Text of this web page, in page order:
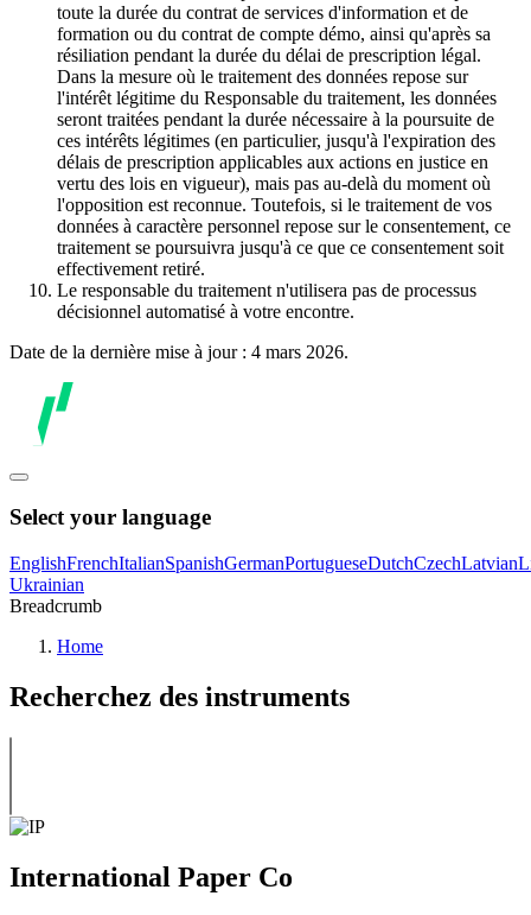
toute la durée du contrat de services d'information et de
formation ou du contrat de compte démo, ainsi qu'après sa
résiliation pendant la durée du délai de prescription légal.
Dans la mesure où le traitement des données repose sur
l'intérêt légitime du Responsable du traitement, les données
seront traitées pendant la durée nécessaire à la poursuite de
ces intérêts légitimes (en particulier, jusqu'à l'expiration des
délais de prescription applicables aux actions en justice en
vertu des lois en vigueur), mais pas au-delà du moment où
l'opposition est reconnue. Toutefois, si le traitement de vos
données à caractère personnel repose sur le consentement, ce
traitement se poursuivra jusqu'à ce que ce consentement soit
effectivement retiré.
Le responsable du traitement n'utilisera pas de processus
décisionnel automatisé à votre encontre.
Date de la dernière mise à jour : 4 mars 2026.
Select your language
EnglishFrenchItalianSpanishGermanPortugueseDutchCzechLatvian
Ukrainian
Breadcrumb
Home
Recherchez des instruments
International Paper Co